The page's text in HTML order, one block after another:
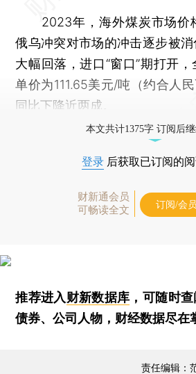
2023年，海外煤炭市场价
俄乌冲突对市场的冲击逐步被
大幅回落，进口“窗口”期打开
单价为111.65美元/吨（约合人
同比下降近两成。
本文共计1375字 订阅后
登录 后获取已订阅的
财新通会员
可畅读全文
订阅/会
推荐进入财新数据库 ，可随时
债券、公司人物，财经数据尽在
责任编辑：